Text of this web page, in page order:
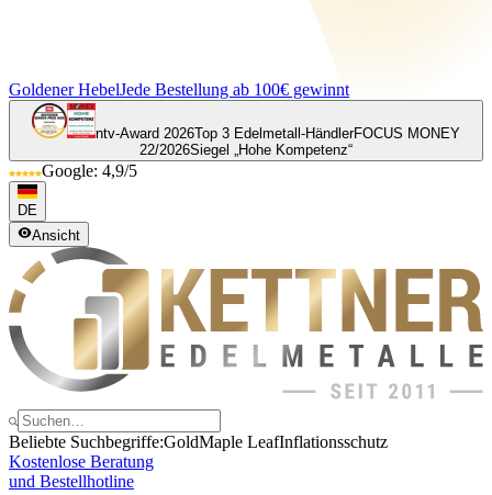
Goldener HebelJede Bestellung ab 100€ gewinnt
ntv-Award 2026Top 3 Edelmetall-HändlerFOCUS MONEY
22/2026Siegel „Hohe Kompetenz“
Google: 4,9/5
DE
Ansicht
Beliebte Suchbegriffe:GoldMaple LeafInflationsschutz
Kostenlose Beratung
und Bestellhotline